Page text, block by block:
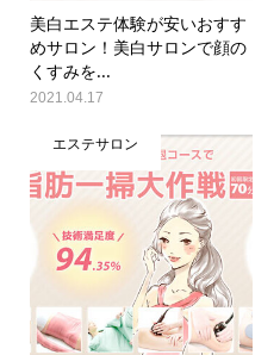
美白エステ体験が安いおすす
めサロン！美白サロンで顔の
くすみを...
2021.04.17
エステサロン